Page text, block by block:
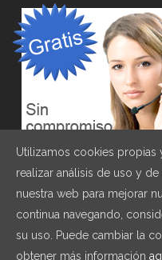
© Copyright CECAL2009|Aviso
Utilizamos cookies propias
realizar análisis de uso y
nuestra web para mejorar
continua navegando,
su uso. Puede cambiar la
obtener más información